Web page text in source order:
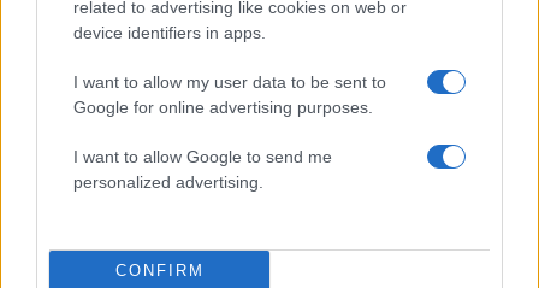
related to advertising like cookies on web or
device identifiers in apps.
I want to allow my user data to be sent to
Google for online advertising purposes.
I want to allow Google to send me
personalized advertising.
CONFIRM
Σχολίασε εδώ
50 /50
Υποβολή σχολίου